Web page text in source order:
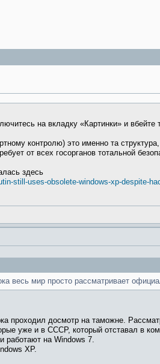
на вкладку «Картинки» и
контролю) это именно та
от всех госорганов тотальной
здесь
still-uses-obsolete-windows-xp-despite-
весь мир просто рассматривает
проходил досмотр на таможне.
уже и в СССР, который отставал в
работают на Windows 7.
XP.